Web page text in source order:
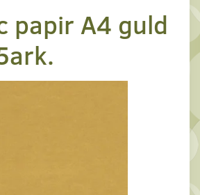
papir A4 guld